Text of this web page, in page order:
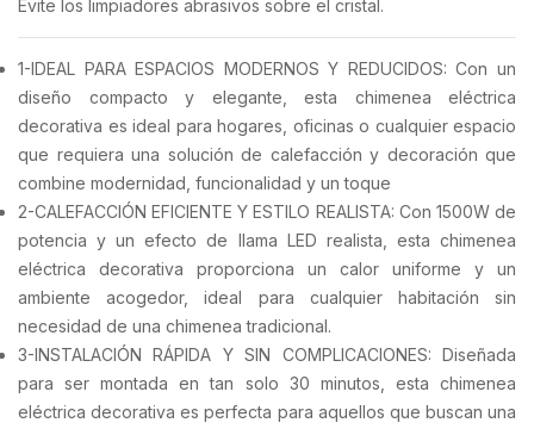
Evite los limpiadores abrasivos sobre el cristal.
1-IDEAL PARA ESPACIOS MODERNOS Y REDUCIDOS: Con un
diseño compacto y elegante, esta chimenea eléctrica
decorativa es ideal para hogares, oficinas o cualquier espacio
que requiera una solución de calefacción y decoración que
combine modernidad, funcionalidad y un toque
2-CALEFACCIÓN EFICIENTE Y ESTILO REALISTA: Con 1500W de
potencia y un efecto de llama LED realista, esta chimenea
eléctrica decorativa proporciona un calor uniforme y un
ambiente acogedor, ideal para cualquier habitación sin
necesidad de una chimenea tradicional.
3-INSTALACIÓN RÁPIDA Y SIN COMPLICACIONES: Diseñada
para ser montada en tan solo 30 minutos, esta chimenea
eléctrica decorativa es perfecta para aquellos que buscan una